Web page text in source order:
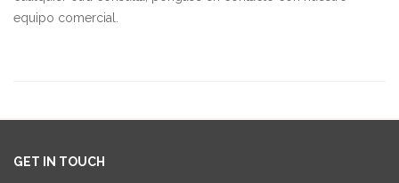
equipo comercial
GET IN TOUCH